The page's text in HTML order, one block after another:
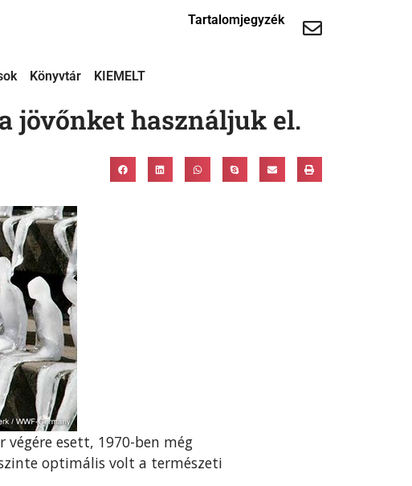
Tartalomjegyzék
Könyvtár KIEMELT
jövőnket használjuk el.
esett, 1970-ben még
optimális volt a természeti